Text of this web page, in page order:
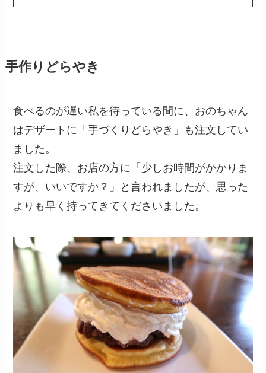
手作りどらやき
食べるのが遅い私を待っている間に、おのちゃん
はデザートに「手づくりどらやき」も注文してい
ました。
注文した際、お店の方に「少しお時間がかかりま
すが、いいですか？」と言われましたが、思った
よりも早く持ってきてくださいました。